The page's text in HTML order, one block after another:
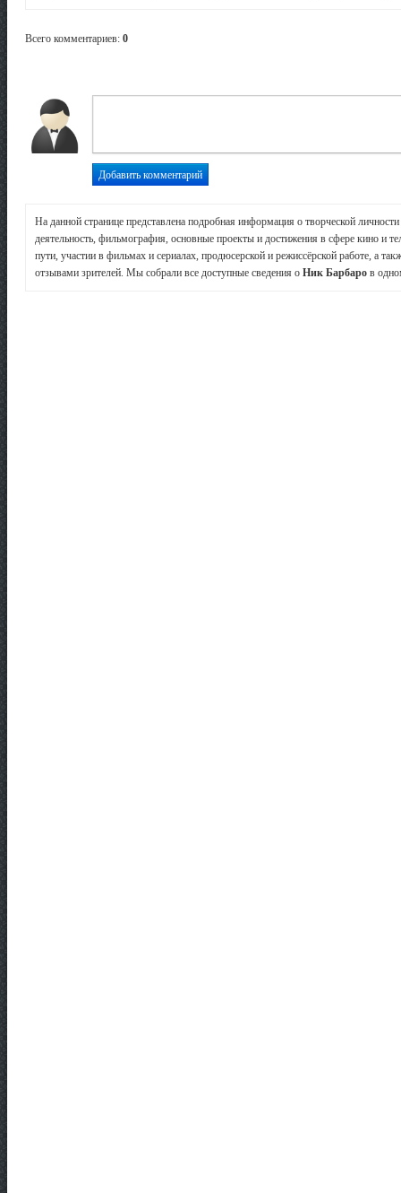
Всего комментариев: 0
На данной странице представлена подробная информация о творческой личности
деятельность, фильмография, основные проекты и достижения в сфере кино и
пути, участии в фильмах и сериалах, продюсерской и режиссёрской работе, а
отзывами зрителей. Мы собрали все доступные сведения о Ник Барбаро в